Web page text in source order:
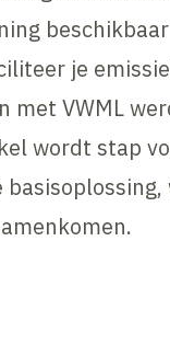
je
met VWML
wordt stap